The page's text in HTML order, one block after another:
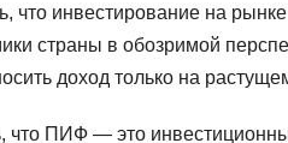
что инвестирование на
страны в обозримой
доход только на
что ПИФ — это